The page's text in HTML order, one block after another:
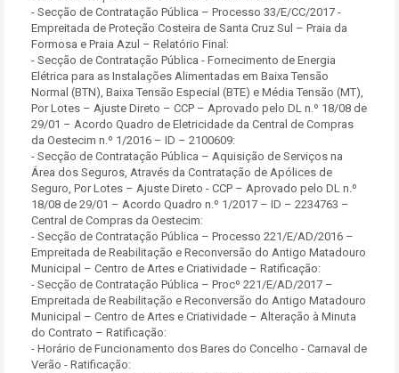
- Secção de Contratação Pública – Processo 33/E/CC/2017 -
Empreitada de Proteção Costeira de Santa Cruz Sul – Praia da
Formosa e Praia Azul – Relatório Final:
- Secção de Contratação Pública - Fornecimento de Energia
Elétrica para as Instalações Alimentadas em Baixa Tensão
Normal (BTN), Baixa Tensão Especial (BTE) e Média Tensão (MT),
Por Lotes – Ajuste Direto – CCP – Aprovado pelo DL n.º 18/08 de
29/01 – Acordo Quadro de Eletricidade da Central de Compras
da Oestecim n.º 1/2016 – ID – 2100609:
- Secção de Contratação Pública – Aquisição de Serviços na
Área dos Seguros, Através da Contratação de Apólices de
Seguro, Por Lotes – Ajuste Direto - CCP – Aprovado pelo DL n.º
18/08 de 29/01 – Acordo Quadro n.º 1/2017 – ID – 2234763 –
Central de Compras da Oestecim:
- Secção de Contratação Pública – Processo 221/E/AD/2016 –
Empreitada de Reabilitação e Reconversão do Antigo Matadouro
Municipal – Centro de Artes e Criatividade – Ratificação:
- Secção de Contratação Pública – Procº 221/E/AD/2017 –
Empreitada de Reabilitação e Reconversão do Antigo Matadouro
Municipal – Centro de Artes e Criatividade – Alteração à Minuta
do Contrato – Ratificação:
- Horário de Funcionamento dos Bares do Concelho - Carnaval de
Verão - Ratificação: